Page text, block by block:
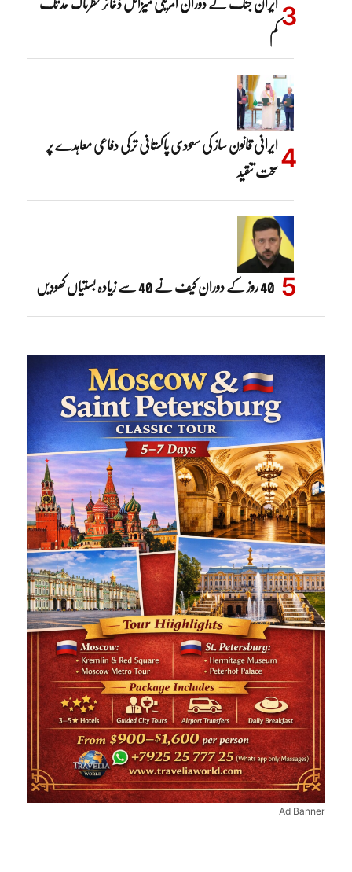
کم
ایرانی قانون ساز کی سعودی پاکستانی ترکی دفاعی معاہدے پر
سخت تنقید
40 روز کے دوران کیف نے 40 سے زیادہ بستیاں کھودیں
Ad Banner